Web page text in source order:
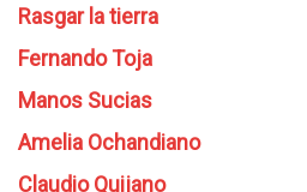
Rasgar la tierra
Fernando Toja
Manos Sucias
Amelia Ochandiano
Claudio Quijano